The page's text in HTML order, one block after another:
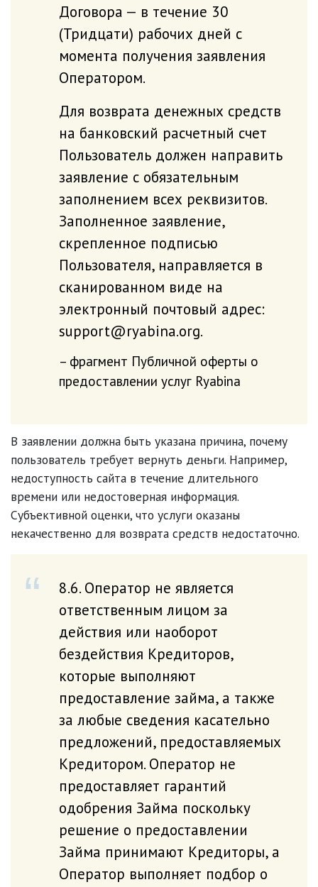
Договора — в течение 30
(Тридцати) рабочих дней с
момента получения заявления
Оператором.
Для возврата денежных средств
на банковский расчетный счет
Пользователь должен направить
заявление с обязательным
заполнением всех реквизитов.
Заполненное заявление,
скрепленное подписью
Пользователя, направляется в
сканированном виде на
электронный почтовый адрес:
support@ryabina.org.
фрагмент Публичной оферты о
предоставлении услуг Ryabina
В заявлении должна быть указана причина, почему
пользователь требует вернуть деньги. Например,
недоступность сайта в течение длительного
времени или недостоверная информация.
Субъективной оценки, что услуги оказаны
некачественно для возврата средств недостаточно.
8.6. Оператор не является
ответственным лицом за
действия или наоборот
бездействия Кредиторов,
которые выполняют
предоставление займа, а также
за любые сведения касательно
предложений, предоставляемых
Кредитором. Оператор не
предоставляет гарантий
одобрения Займа поскольку
решение о предоставлении
Займа принимают Кредиторы, а
Оператор выполняет подбор о